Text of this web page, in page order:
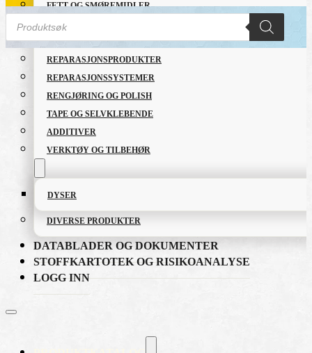
FETT OG SMØREMIDLER
GRUNNING OG LAKK
LIM OG TETTEMASSER
REPARASJONSPRODUKTER
REPARASJONSSYSTEMER
RENGJØRING OG POLISH
TAPE OG SELVKLEBENDE
ADDITIVER
VERKTØY OG TILBEHØR
DYSER
DIVERSE PRODUKTER
DATABLADER OG DOKUMENTER
STOFFKARTOTEK OG RISIKOANALYSE
LOGG INN
Products
search
Hjem/VERKTØY OG TILBEHØR